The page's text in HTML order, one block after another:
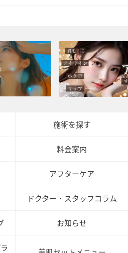
施術を探す
料金案内
アフターケア
ドクター・スタッフコラム
お知らせ